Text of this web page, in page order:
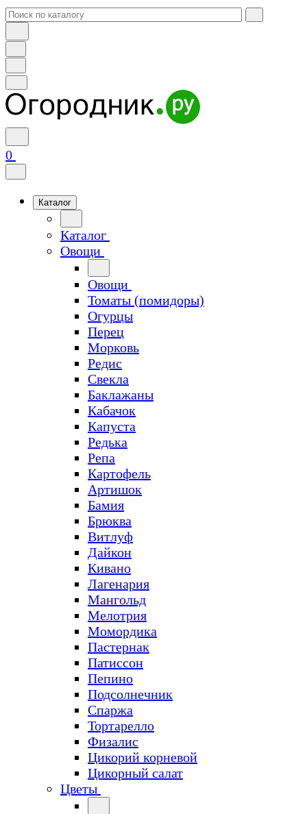
0
Каталог
Каталог
Овощи
Овощи
Томаты (помидоры)
Огурцы
Перец
Морковь
Редис
Свекла
Баклажаны
Кабачок
Капуста
Редька
Репа
Картофель
Артишок
Бамия
Брюква
Витлуф
Дайкон
Кивано
Лагенария
Мангольд
Мелотрия
Момордика
Пастернак
Патиссон
Пепино
Подсолнечник
Спаржа
Тортарелло
Физалис
Цикорий корневой
Цикорный салат
Цветы